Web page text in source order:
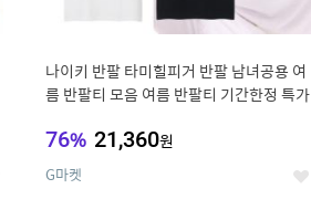
나이키 반팔 타미힐피거 반팔 남녀공용 여
름 반팔티 모음 여름 반팔티 기간한정 특가
76% 21,360원
G마켓 좋